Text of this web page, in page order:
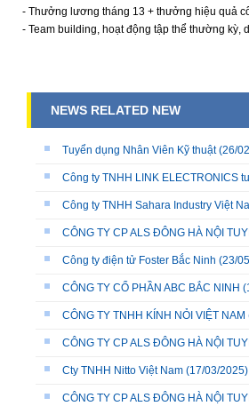
- Thưởng lương tháng 13 + thưởng hiệu quả
- Team building, hoạt động tập thể thường kỳ,
NEWS RELATED NEW
Tuyển dụng Nhân Viên Kỹ thuật(26/
Công ty TNHH LINK ELECTRONICS
Công ty TNHH Sahara Industry Việt
CÔNG TY CP ALS ĐÔNG HÀ NỘI
Công ty điện tử Foster Bắc Ninh (23/
CÔNG TY CỔ PHẦN ABC BẮC NINH
CÔNG TY TNHH KÍNH NỎI VIỆT NAM
CÔNG TY CP ALS ĐÔNG HÀ NỘI
Cty TNHH Nitto Việt Nam (17/03/2025)
CÔNG TY CP ALS ĐÔNG HÀ NỘI